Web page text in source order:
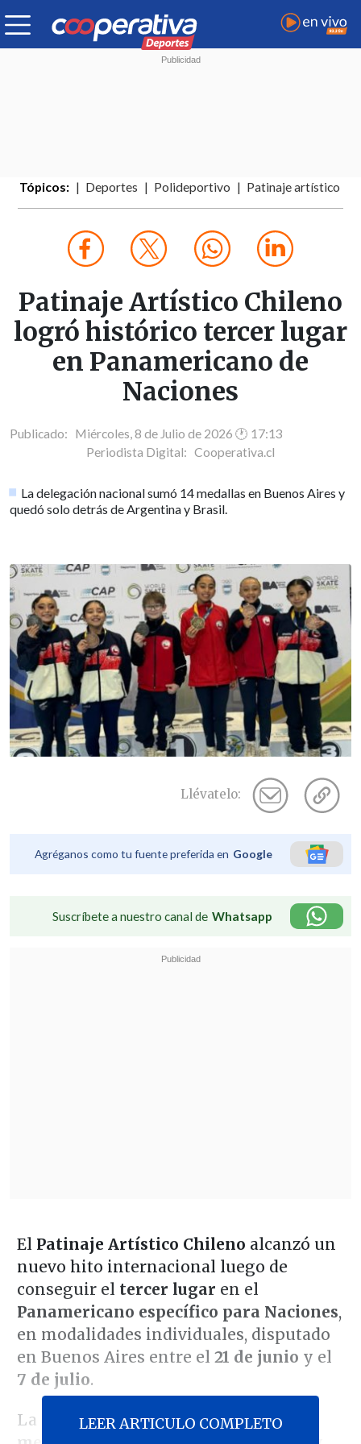
Tópicos: Deportes Polideportivo Patinaje artístico
Patinaje Artístico Chileno
logró histórico tercer lugar
en Panamericano de
Naciones
Publicado: Miércoles, 8 de Julio de 2026 🕐 17:13
Periodista Digital: Cooperativa.cl
La delegación nacional sumó 14 medallas en Buenos Aires y
quedó solo detrás de Argentina y Brasil.
Llévatelo:
Agréganos como tu fuente preferida en Google
Suscríbete a nuestro canal de Whatsapp
El Patinaje Artístico Chileno alcanzó un
nuevo hito internacional luego de
conseguir el tercer lugar en el
Panamericano específico para Naciones,
en modalidades individuales, disputado
en Buenos Aires entre el 21 de junio y el
7 de julio.
La delegación nacional totalizó14
LEER ARTICULO COMPLETO